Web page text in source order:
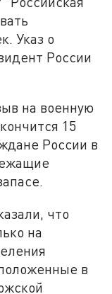
Указ о
России
на военную
15
России в
что
на
в